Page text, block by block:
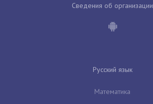
Сведения об организации
Русский язык
Математика